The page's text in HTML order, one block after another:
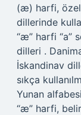
(æ) harfi,
dillerinde
“æ” harfi “a”
dilleri .
İskandinav
sıkça
Yunan
“æ” harfi,